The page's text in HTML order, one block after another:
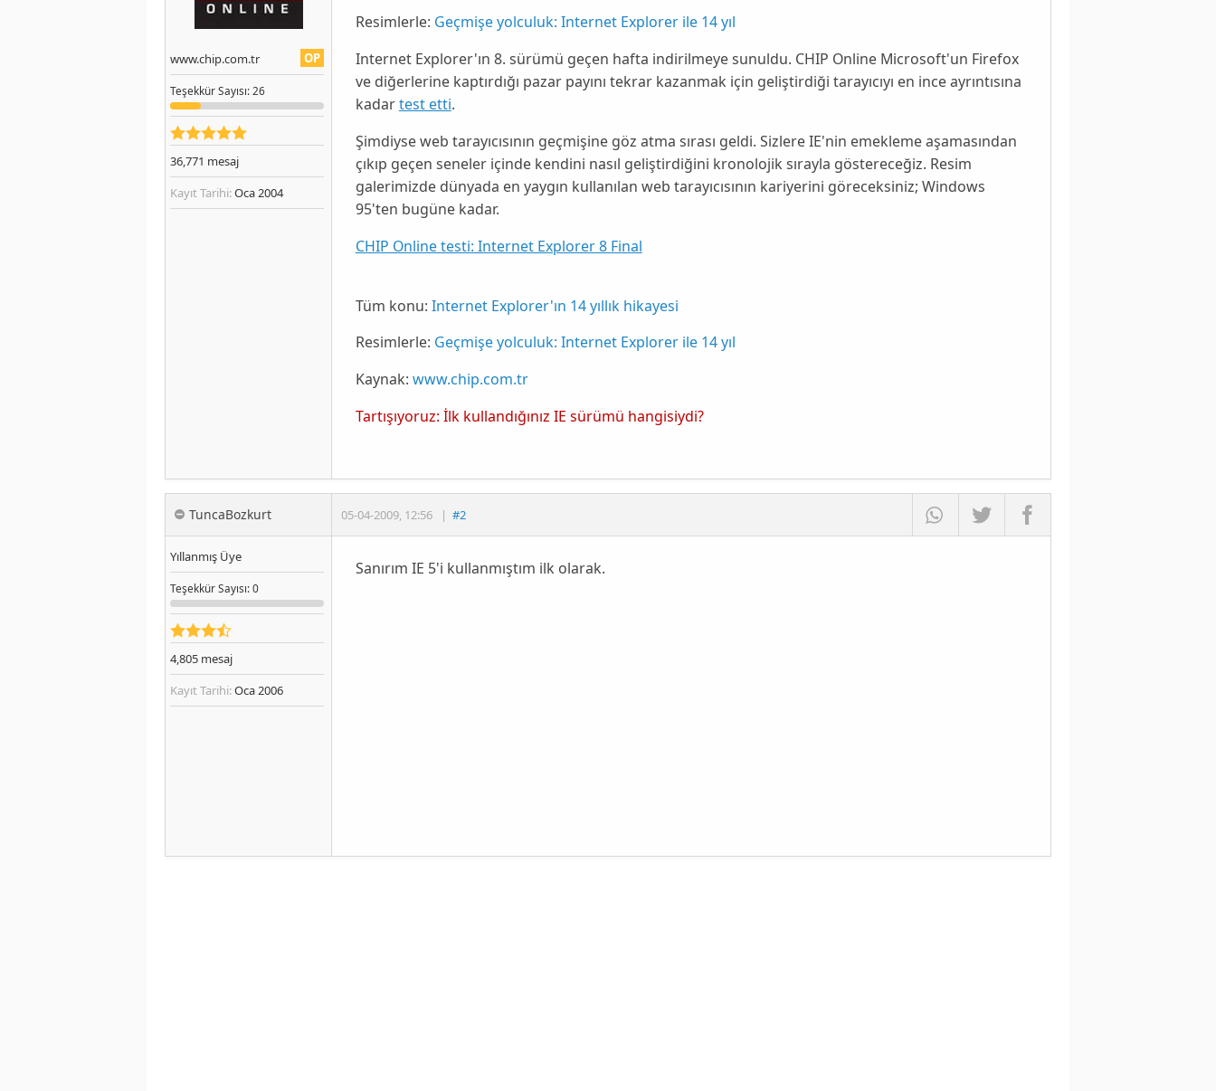
OP
www.chip.com.tr
TeşekkürSayısı: 26
36,771 mesaj
Kayıt Tarihi:Oca 2004
Resimlerle: Geçmişe yolculuk: Internet Explorer ile 14 yıl
Internet Explorer'ın 8. sürümü geçen hafta indirilmeye sunuldu. CHIP Online Microsoft'un Firefox
ve diğerlerine kaptırdığı pazar payını tekrar kazanmak için geliştirdiği tarayıcıyı en ince ayrıntısına
kadartest etti.
Şimdiyse web tarayıcısının geçmişine göz atma sırası geldi. Sizlere IE'nin emekleme aşamasından
çıkıp geçen seneler içinde kendini nasıl geliştirdiğini kronolojik sırayla göstereceğiz. Resim
galerimizde dünyada en yaygın kullanılan web tarayıcısının kariyerini göreceksiniz; Windows
95'ten bugüne kadar.
CHIP Online testi: Internet Explorer 8 Final
Tüm konu: Internet Explorer'ın 14 yıllık hikayesi
Resimlerle: Geçmişe yolculuk: Internet Explorer ile 14 yıl
Kaynak: www.chip.com.tr
Tartışıyoruz: İlk kullandığınız IE sürümü hangisiydi?
TuncaBozkurt 05-04-2009, 12:56 | #2
Yıllanmış Üye
TeşekkürSayısı: 0
4,805 mesaj
Kayıt Tarihi:Oca 2006
Sanırım IE 5'i kullanmıştım ilk olarak.